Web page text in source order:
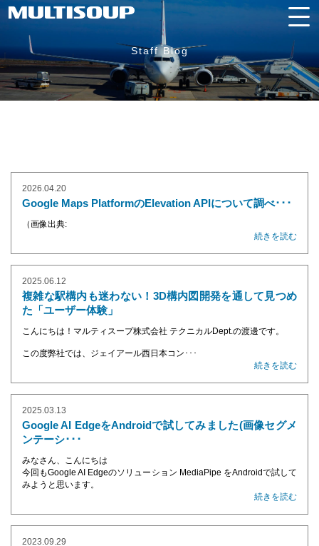
Staff Blog
2026.04.20
Google Maps PlatformのElevation APIについて調べ･･･
（画像出典:
続きを読む
2025.06.12
複雑な駅構内も迷わない！3D構内図開発を通して見つめ
た「ユーザー体験」
こんにちは！マルティスープ株式会社 テクニカルDept.の渡邊です。
この度弊社では、ジェイアール西日本コン･･･
続きを読む
2025.03.13
Google AI EdgeをAndroidで試してみました(画像セグメ
ンテーシ･･･
みなさん、こんにちは
今回もGoogle AI Edgeのソリューション MediaPipe をAndroidで試して
みようと思います。
続きを読む
2023.09.29